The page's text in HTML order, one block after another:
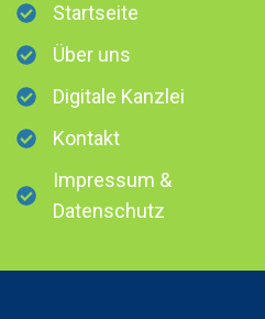
Startseite
Über uns
Digitale Kanzlei
Kontakt
Impressum &
Datenschutz